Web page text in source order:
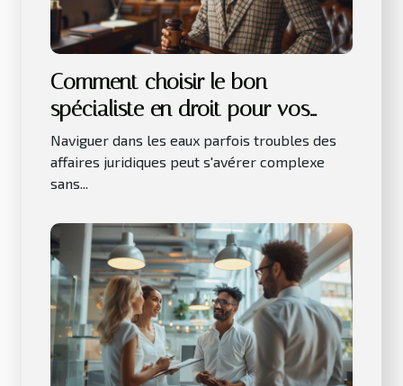
Comment choisir le bon
spécialiste en droit pour vos
besoins juridiques
Naviguer dans les eaux parfois troubles des
affaires juridiques peut s'avérer complexe
sans...